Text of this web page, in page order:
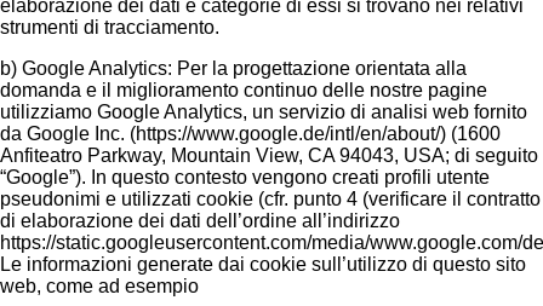
elaborazione dei dati e categorie di essi si trovano nei relativi
strumenti di tracciamento.
b) Google Analytics: Per la progettazione orientata alla
domanda e il miglioramento continuo delle nostre pagine
utilizziamo Google Analytics, un servizio di analisi web fornito
da Google Inc. (https://www.google.de/intl/en/about/) (1600
Anfiteatro Parkway, Mountain View, CA 94043, USA; di seguito
“Google”). In questo contesto vengono creati profili utente
pseudonimi e utilizzati cookie (cfr. punto 4 (verificare il contratto
di elaborazione dei dati dell’ordine all’indirizzo
https://static.googleusercontent.com/media/www.google.com/
Le informazioni generate dai cookie sull’utilizzo di questo sito
web, come ad esempio